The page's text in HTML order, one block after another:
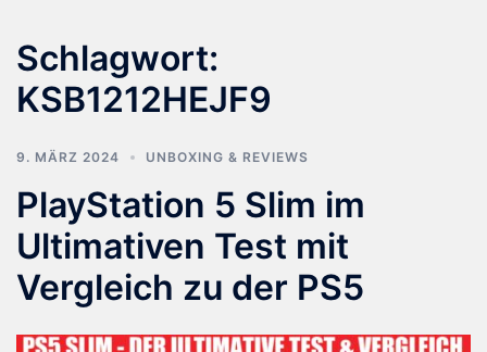
Schlagwort:
KSB1212HEJF9
9. MÄRZ 2024 UNBOXING & REVIEWS
PlayStation 5 Slim im
Ultimativen Test mit
Vergleich zu der PS5